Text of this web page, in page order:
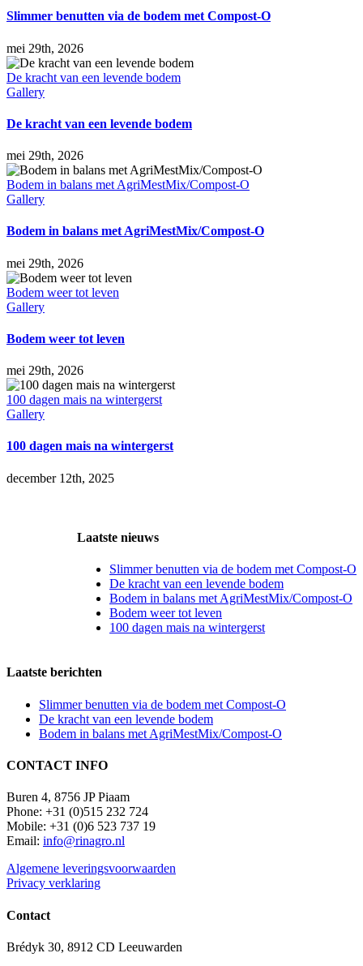
Slimmer benutten via de bodem met Compost-O
mei 29th, 2026
De kracht van een levende bodem
Gallery
De kracht van een levende bodem
mei 29th, 2026
Bodem in balans met AgriMestMix/Compost-O
Gallery
Bodem in balans met AgriMestMix/Compost-O
mei 29th, 2026
Bodem weer tot leven
Gallery
Bodem weer tot leven
mei 29th, 2026
100 dagen mais na wintergerst
Gallery
100 dagen mais na wintergerst
december 12th, 2025
Laatste nieuws
Slimmer benutten via de bodem met Compost-O
De kracht van een levende bodem
Bodem in balans met AgriMestMix/Compost-O
Bodem weer tot leven
100 dagen mais na wintergerst
Laatste berichten
Slimmer benutten via de bodem met Compost-O
De kracht van een levende bodem
Bodem in balans met AgriMestMix/Compost-O
CONTACT INFO
Buren 4, 8756 JP Piaam
Phone: +31 (0)515 232 724
Mobile: +31 (0)6 523 737 19
Email: info@rinagro.nl
Algemene leveringsvoorwaarden
Privacy verklaring
Contact
Brédyk 30, 8912 CD Leeuwarden